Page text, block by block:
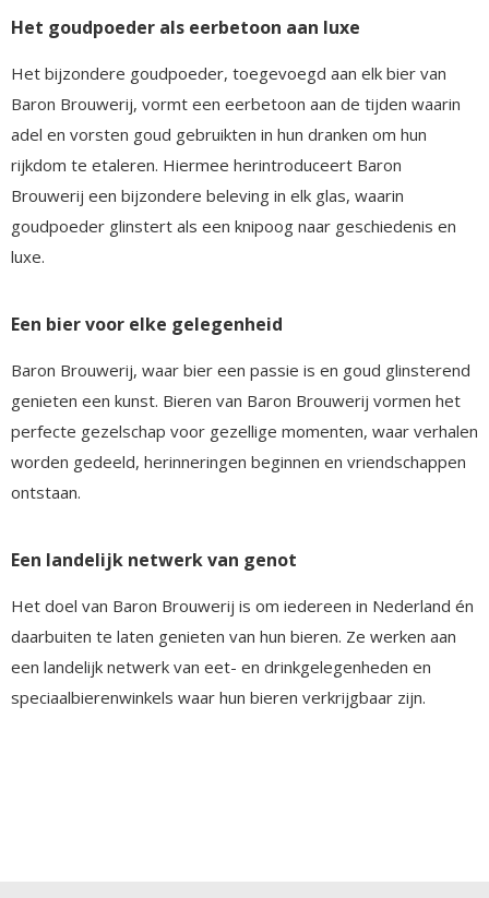
Het goudpoeder als eerbetoon aan luxe
Het bijzondere goudpoeder, toegevoegd aan elk bier van
Baron Brouwerij, vormt een eerbetoon aan de tijden waarin
adel en vorsten goud gebruikten in hun dranken om hun
rijkdom te etaleren. Hiermee herintroduceert Baron
Brouwerij een bijzondere beleving in elk glas, waarin
goudpoeder glinstert als een knipoog naar geschiedenis en
luxe.
Een bier voor elke gelegenheid
Baron Brouwerij, waar bier een passie is en goud glinsterend
genieten een kunst. Bieren van Baron Brouwerij vormen het
perfecte gezelschap voor gezellige momenten, waar verhalen
worden gedeeld, herinneringen beginnen en vriendschappen
ontstaan.
Een landelijk netwerk van genot
Het doel van Baron Brouwerij is om iedereen in Nederland én
daarbuiten te laten genieten van hun bieren. Ze werken aan
een landelijk netwerk van eet- en drinkgelegenheden en
speciaalbierenwinkels waar hun bieren verkrijgbaar zijn.